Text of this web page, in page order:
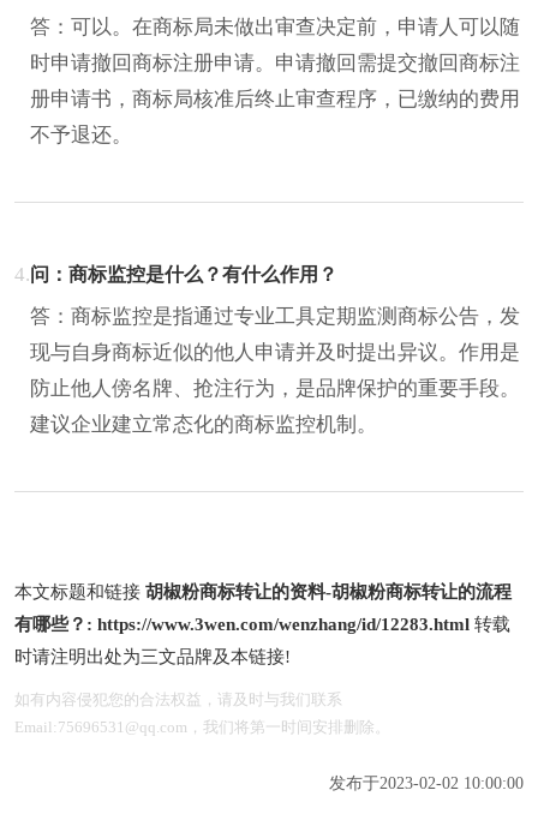
答：可以。在商标局未做出审查决定前，申请人可以随
时申请撤回商标注册申请。申请撤回需提交撤回商标注
册申请书，商标局核准后终止审查程序，已缴纳的费用
不予退还。
4.问：商标监控是什么？有什么作用？
答：商标监控是指通过专业工具定期监测商标公告，发
现与自身商标近似的他人申请并及时提出异议。作用是
防止他人傍名牌、抢注行为，是品牌保护的重要手段。
建议企业建立常态化的商标监控机制。
本文标题和链接 胡椒粉商标转让的资料-胡椒粉商标转让的流程
有哪些？: https://www.3wen.com/wenzhang/id/12283.html 转载
时请注明出处为三文品牌及本链接!
如有内容侵犯您的合法权益，请及时与我们联系
Email:75696531@qq.com，我们将第一时间安排删除。
发布于2023-02-02 10:00:00